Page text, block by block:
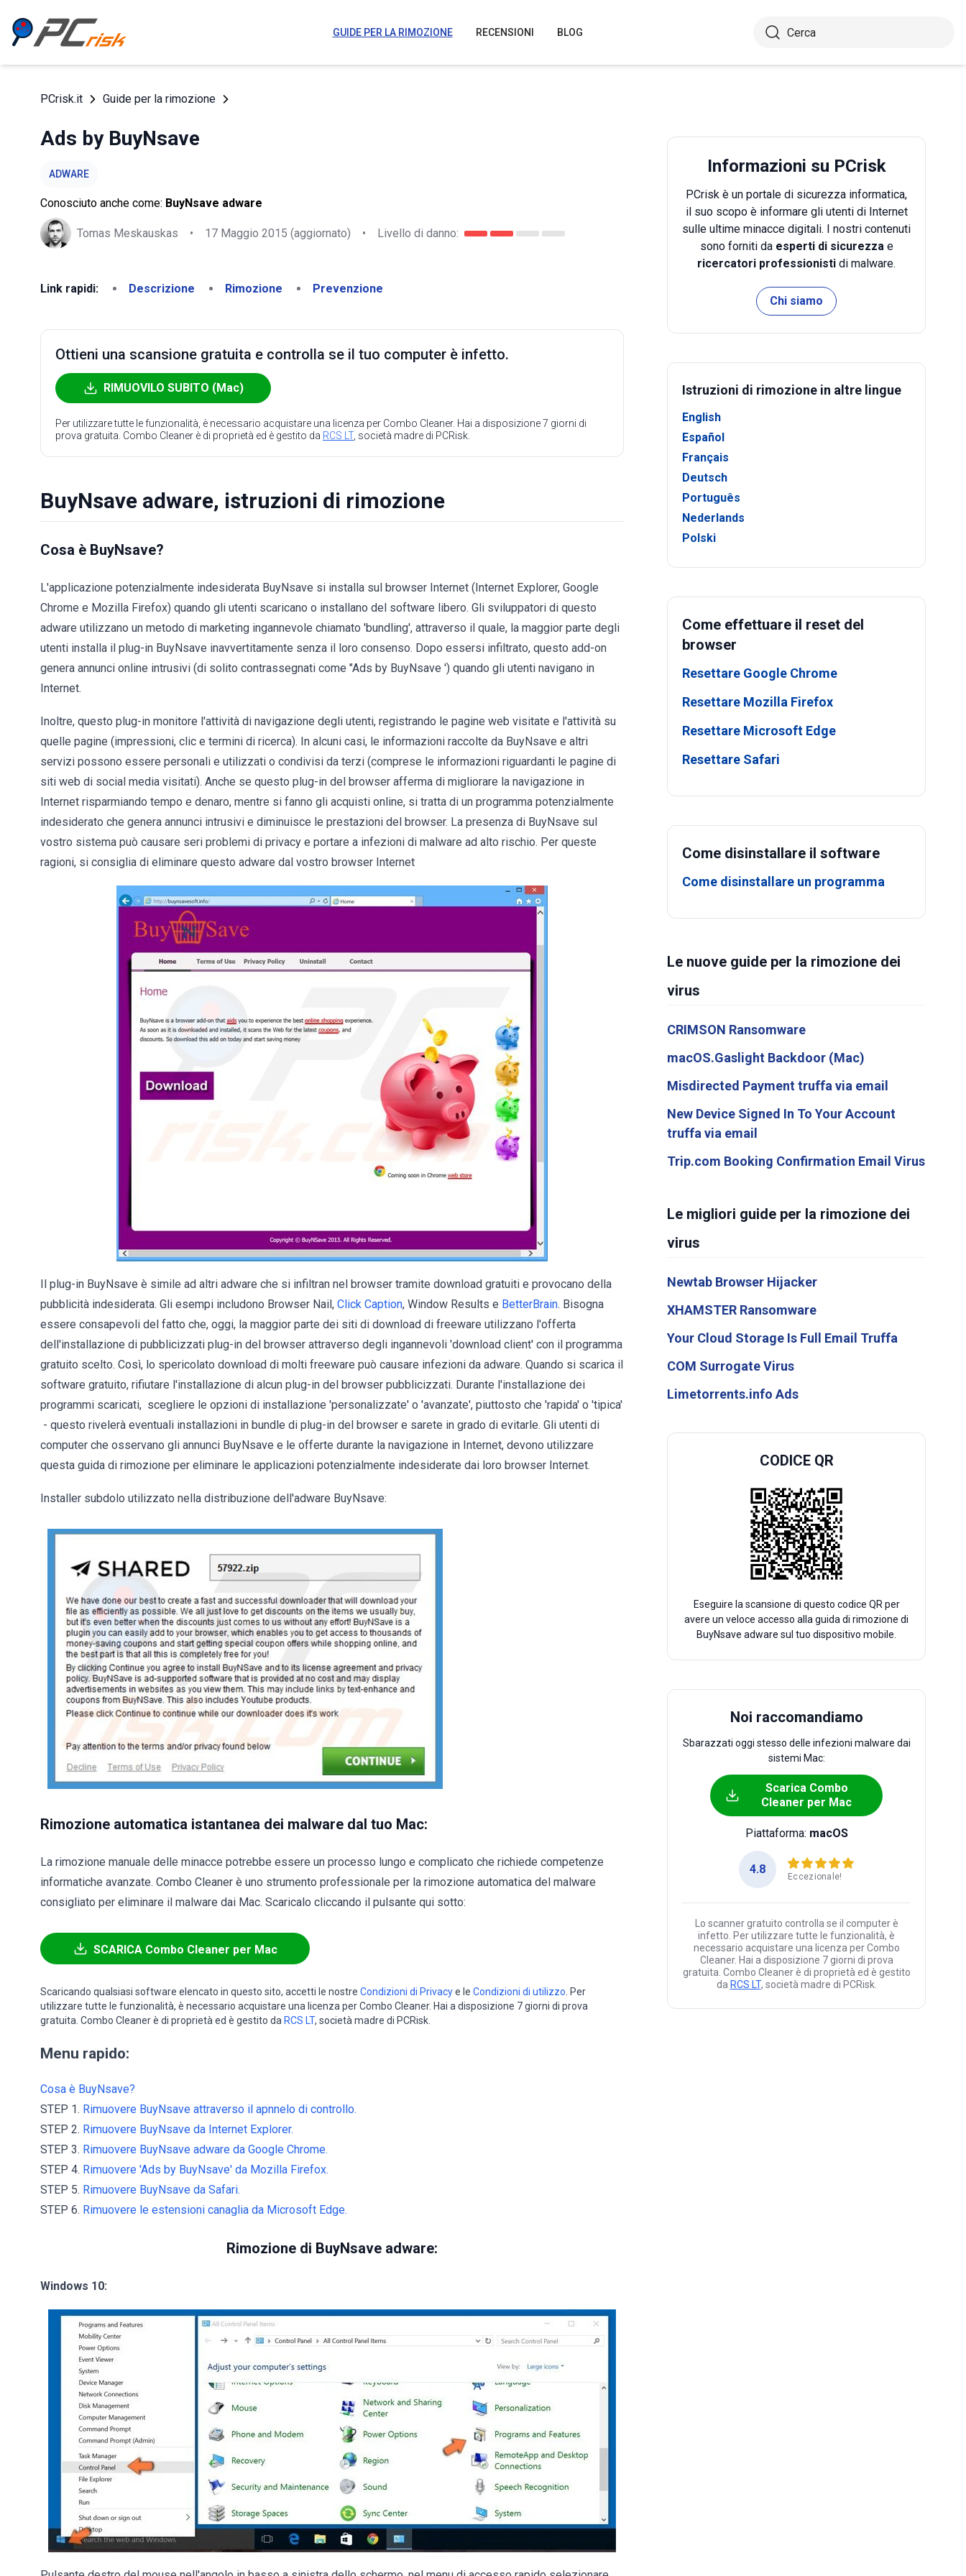
GUIDE PER LA RIMOZIONE RECENSIONI BLOG
PCrisk.it Guide per la rimozione
Ads by BuyNsave
ADWARE
Conosciuto anche come: BuyNsave adware
Tomas Meskauskas • 17 Maggio 2015 (aggiornato) • Livello di danno:
Link rapidi: Descrizione Rimozione Prevenzione
Ottieni una scansione gratuita e controlla se il tuo computer è infetto.
RIMUOVILO SUBITO (Mac)
Per utilizzare tutte le funzionalità, è necessario acquistare una licenza per Combo Cleaner. Hai a disposizione 7 giorni di
prova gratuita. Combo Cleaner è di proprietà ed è gestito da RCS LT, società madre di PCRisk.
BuyNsave adware, istruzioni di rimozione
Cosa è BuyNsave?
L'applicazione potenzialmente indesiderata BuyNsave si installa sul browser Internet (Internet Explorer, Google
Chrome e Mozilla Firefox) quando gli utenti scaricano o installano del software libero. Gli sviluppatori di questo
adware utilizzano un metodo di marketing ingannevole chiamato 'bundling', attraverso il quale, la maggior parte degli
utenti installa il plug-in BuyNsave inavvertitamente senza il loro consenso. Dopo essersi infiltrato, questo add-on
genera annunci online intrusivi (di solito contrassegnati come "Ads by BuyNsave ') quando gli utenti navigano in
Internet.
Inoltre, questo plug-in monitore l'attività di navigazione degli utenti, registrando le pagine web visitate e l'attività su
quelle pagine (impressioni, clic e termini di ricerca). In alcuni casi, le informazioni raccolte da BuyNsave e altri
servizi possono essere personali e utilizzati o condivisi da terzi (comprese le informazioni riguardanti le pagine di
siti web di social media visitati). Anche se questo plug-in del browser afferma di migliorare la navigazione in
Internet risparmiando tempo e denaro, mentre si fanno gli acquisti online, si tratta di un programma potenzialmente
indesiderato che genera annunci intrusivi e diminuisce le prestazioni del browser. La presenza di BuyNsave sul
vostro sistema può causare seri problemi di privacy e portare a infezioni di malware ad alto rischio. Per queste
ragioni, si consiglia di eliminare questo adware dal vostro browser Internet
Il plug-in BuyNsave è simile ad altri adware che si infiltran nel browser tramite download gratuiti e provocano della
pubblicità indesiderata. Gli esempi includono Browser Nail, Click Caption, Window Results e BetterBrain. Bisogna
essere consapevoli del fatto che, oggi, la maggior parte dei siti di download di freeware utilizzano l'offerta
dell'installazione di pubblicizzati plug-in del browser attraverso degli ingannevoli 'download client' con il programma
gratuito scelto. Così, lo spericolato download di molti freeware può causare infezioni da adware. Quando si scarica il
software gratuito, rifiutare l'installazione di alcun plug-in del browser pubblicizzati. Durante l'installazione dei
programmi scaricati, scegliere le opzioni di installazione 'personalizzate' o 'avanzate', piuttosto che 'rapida' o 'tipica'
- questo rivelerà eventuali installazioni in bundle di plug-in del browser e sarete in grado di evitarle. Gli utenti di
computer che osservano gli annunci BuyNsave e le offerte durante la navigazione in Internet, devono utilizzare
questa guida di rimozione per eliminare le applicazioni potenzialmente indesiderate dai loro browser Internet.
Installer subdolo utilizzato nella distribuzione dell'adware BuyNsave:
Rimozione automatica istantanea dei malware dal tuo Mac:
La rimozione manuale delle minacce potrebbe essere un processo lungo e complicato che richiede competenze
informatiche avanzate. Combo Cleaner è uno strumento professionale per la rimozione automatica del malware
consigliato per eliminare il malware dai Mac. Scaricalo cliccando il pulsante qui sotto:
SCARICA Combo Cleaner per Mac
Scaricando qualsiasi software elencato in questo sito, accetti le nostre Condizioni di Privacye le Condizioni di utilizzo . Per
utilizzare tutte le funzionalità, è necessario acquistare una licenza per Combo Cleaner. Hai a disposizione 7 giorni di prova
gratuita. Combo Cleaner è di proprietà ed è gestito da RCS LT, società madre di PCRisk.
Menu rapido:
Cosa è BuyNsave?
STEP 1. Rimuovere BuyNsave attraverso il apnnelo di controllo.
STEP 2. Rimuovere BuyNsave da Internet Explorer.
STEP 3. Rimuovere BuyNsave adware da Google Chrome.
STEP 4. Rimuovere 'Ads by BuyNsave' da Mozilla Firefox.
STEP 5. Rimuovere BuyNsave da Safari.
STEP 6. Rimuovere le estensioni canaglia da Microsoft Edge.
Rimozione di BuyNsave adware:
Windows 10:
Informazioni su PCrisk
PCrisk è un portale di sicurezza informatica,
il suo scopo è informare gli utenti di Internet
sulle ultime minacce digitali. I nostri contenuti
sono forniti da esperti di sicurezzae
ricercatori professionisti di malware.
Chi siamo
Istruzioni di rimozione in altre lingue
English
Español
Français
Deutsch
Português
Nederlands
Polski
Come effettuare il reset del
browser
Resettare Google Chrome
Resettare Mozilla Firefox
Resettare Microsoft Edge
Resettare Safari
Come disinstallare il software
Come disinstallare un programma
Le nuove guide per la rimozione dei
virus
CRIMSON Ransomware
macOS.Gaslight Backdoor (Mac)
Misdirected Payment truffa via email
New Device Signed In To Your Account
truffa via email
Trip.com Booking Confirmation Email Virus
Le migliori guide per la rimozione dei
virus
Newtab Browser Hijacker
XHAMSTER Ransomware
Your Cloud Storage Is Full Email Truffa
COM Surrogate Virus
Limetorrents.info Ads
CODICE QR
Eseguire la scansione di questo codice QR per
avere un veloce accesso alla guida di rimozione di
BuyNsave adware sul tuo dispositivo mobile.
Noi raccomandiamo
Sbarazzati oggi stesso delle infezioni malware dai
sistemi Mac:
Scarica Combo
Cleaner per Mac
Piattaforma: macOS
4.8
Eccezionale!
Lo scanner gratuito controlla se il computer è
infetto. Per utilizzare tutte le funzionalità, è
necessario acquistare una licenza per Combo
Cleaner. Hai a disposizione 7 giorni di prova
gratuita. Combo Cleaner è di proprietà ed è gestito
da RCS LT, società madre di PCRisk.